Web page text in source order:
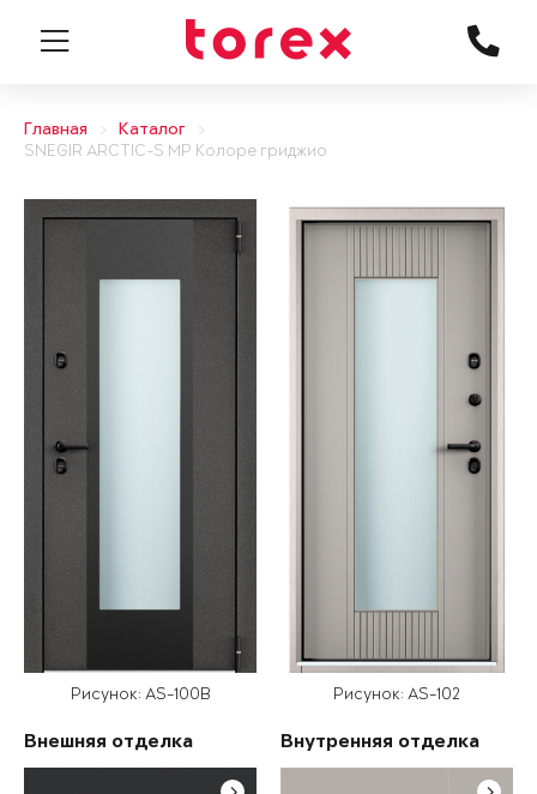
Главная
Каталог
SNEGIR ARCTIC-S MP Колоре гриджио
Рисунок: AS-100B
Внешняя отделка
Рисунок: AS-102
Внутренняя отделка